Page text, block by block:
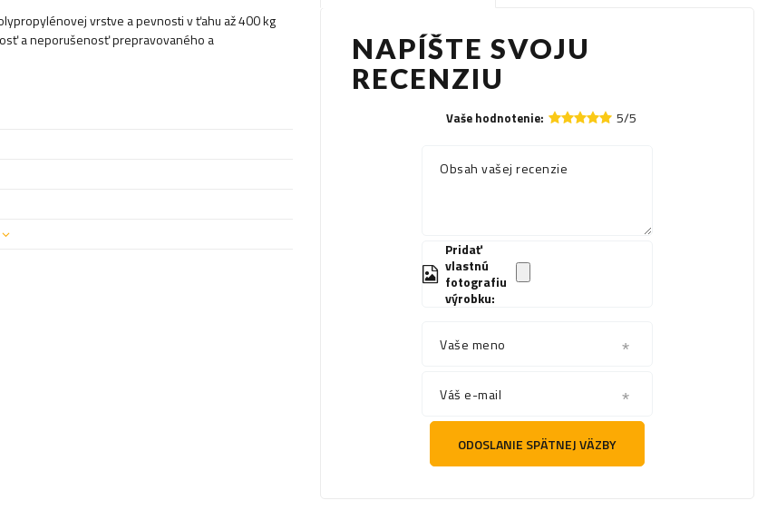
NAPÍŠTE SVOJU
RECENZIU
Vaše hodnotenie: 5/5
Obsah vašej recenzie
Pridať
vlastnú
fotografiu
výrobku:
Vaše meno
Váš e-mail
ODOSLANIE SPÄTNEJ VÄZBY
vrstve a pevnosti v ťahu až 400 kg
a neporušenosť prepravovaného a